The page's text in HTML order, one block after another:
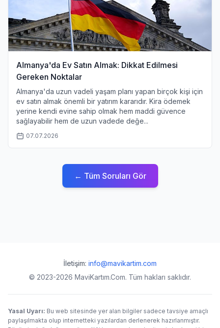
Almanya'da Ev Satın Almak: Dikkat Edilmesi
Gereken Noktalar
Almanya'da uzun vadeli yaşam planı yapan birçok kişi için
ev satın almak önemli bir yatırım kararıdır. Kira ödemek
yerine kendi evine sahip olmak hem maddi güvence
sağlayabilir hem de uzun vadede değe...
07.07.2026
← Tüm Soruları Gör
İletişim: info@mavikartim.com
© 2023-2026 MaviKartım.Com. Tüm hakları saklıdır.
Yasal Uyarı: Bu web sitesinde yer alan bilgiler sadece tavsiye amaçlı
paylaşılmakta olup internetteki yazılardan derlenerek hazırlanmıştır.